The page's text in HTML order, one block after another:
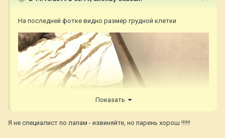
На последней фотке видно размер грудной клетки
Показать
Я не специалист по лапам - извиняйте, но парень хорош !!!!!!